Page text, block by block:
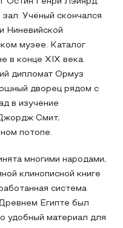
Учёный скончался
Ниневийской
музее. Каталог
в конце XIX века.
дипломат Ормуз
дворец рядом с
в изучение
Смит,
потопе.
многими народами,
клинописной книге
система
Египте был
удобный материал для